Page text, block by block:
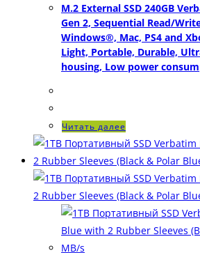
M.2 External SSD 240GB
Gen 2, Sequential Read/
Windows®, Mac, PS4 and
Light, Portable, Durable,
housing, Low power
Читать далее